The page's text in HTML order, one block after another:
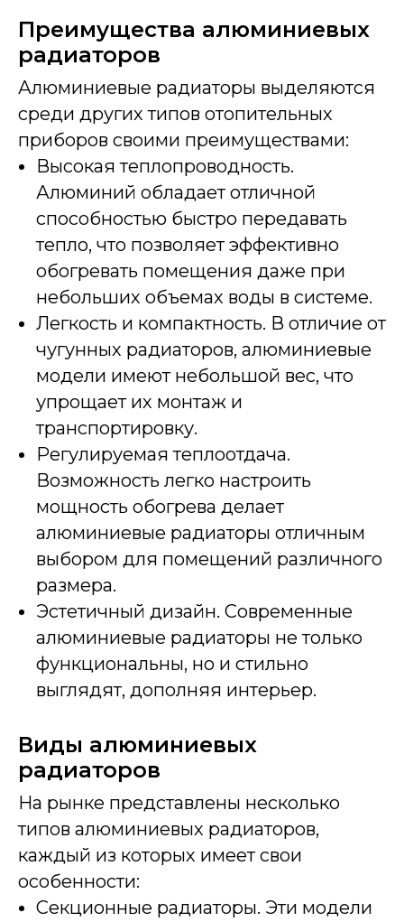
Преимущества алюминиевых
радиаторов
Алюминиевые радиаторы выделяются
среди других типов отопительных
приборов своими преимуществами:
Высокая теплопроводность.
Алюминий обладает отличной
способностью быстро передавать
тепло, что позволяет эффективно
обогревать помещения даже при
небольших объемах воды в системе.
Легкость и компактность. В отличие от
чугунных радиаторов, алюминиевые
модели имеют небольшой вес, что
упрощает их монтаж и
транспортировку.
Регулируемая теплоотдача.
Возможность легко настроить
мощность обогрева делает
алюминиевые радиаторы отличным
выбором для помещений различного
размера.
Эстетичный дизайн. Современные
алюминиевые радиаторы не только
функциональны, но и стильно
выглядят, дополняя интерьер.
Виды алюминиевых
радиаторов
На рынке представлены несколько
типов алюминиевых радиаторов,
каждый из которых имеет свои
особенности:
Секционные радиаторы. Эти модели